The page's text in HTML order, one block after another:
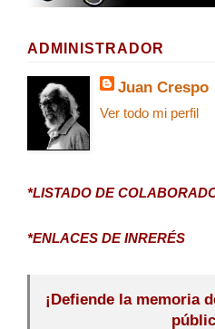
ADMINISTRADOR
Juan Crespo
Ver todo mi perfil
*LISTADO DE
*ENLACES DE INRERÉS
¡Defiende la memoria